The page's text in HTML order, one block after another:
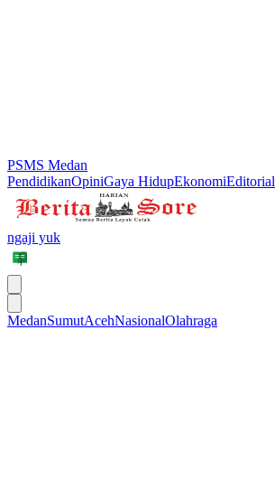
PSMS Medan
PendidikanOpiniGaya HidupEkonomiEditorial
ngaji yuk
MedanSumutAcehNasionalOlahraga